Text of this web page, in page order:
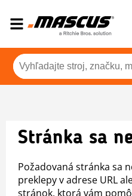
Stránka sa
Požadovaná stránka sa
preklepy v adrese URL
stránok, ktorá vám